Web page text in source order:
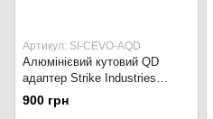
Артикул: SI-CEVO-AQD
Алюмінієвий кутовий QD
адаптер Strike Industries
Scorpion EVO для CZ SI-
CEVO-AQD чорний
900 грн